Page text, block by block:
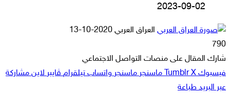
2023-09-02
العراق العربي أرسل
إلكترونيا
2020-10-13
790
شارك المقال على منصات التواصل الاجتماعي
فيسبوك ‫X ماسنجر ماسنجر واتساب تيلقرام ڤايبر لاين مشاركة
عبر البريد طباعة